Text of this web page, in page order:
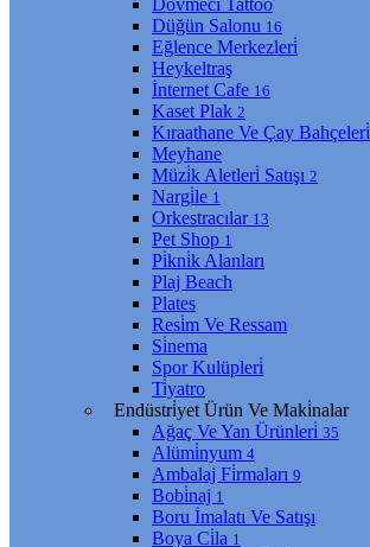
Düğün Salonu 16
Eğlence Merkezleri̇
Heykeltraş
İnternet Cafe 16
Kaset Plak 2
Kıraathane Ve Çay Bahçeleri̇
Meyhane
Müzi̇k Aletleri̇ Satışı 2
Nargi̇le 1
Orkestracılar 13
Pet Shop 1
Pi̇kni̇k Alanları
Plaj Beach
Plates
Resi̇m Ve Ressam
Si̇nema
Spor Kulüpleri̇
Ti̇yatro
Endüstri̇yet Ürün Ve Maki̇nalar
Ağaç Ve Yan Ürünleri̇ 35
Alümi̇nyum 4
Ambalaj Fi̇rmaları 9
Bobi̇naj 1
Boru İmalatı Ve Satışı
Boya Ci̇la 1